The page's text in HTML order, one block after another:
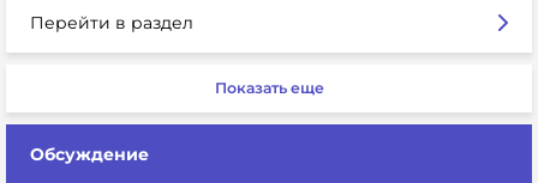
Перейти в раздел
Показать еще
Обсуждение